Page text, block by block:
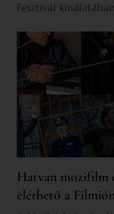
Fesztivál
Hatvan mozifilm
elérhető a Filmión